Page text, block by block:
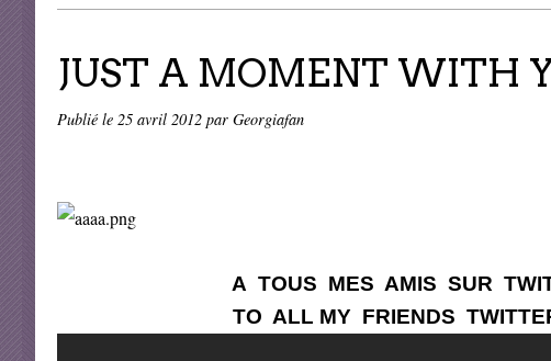
JUST A MOMENT WITH
Publié le 25 avril 2012 par Georgiafan
A TOUS MES AMIS SUR
TO ALL MY FRIENDS TWITTER